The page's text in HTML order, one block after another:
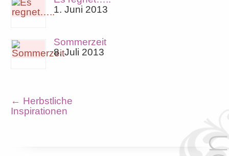
1. Juni 2013
Sommerzeit
8. Juli 2013
← Herbstliche
Inspirationen